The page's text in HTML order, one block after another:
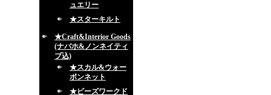
ュエリー
★スターキルト
★Craft&Interior Goods
(ナバホ&ノンネイティ
ブ込)
★スカル&ウォー
ボンネット
★ビーズワークド